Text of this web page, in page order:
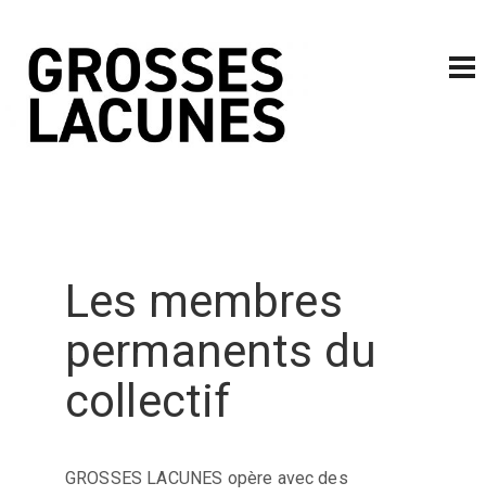
Les membres
permanents du
collectif
GROSSES LACUNES opère avec des